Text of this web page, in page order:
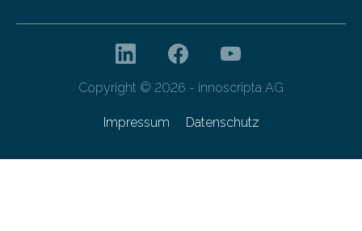
Copyright © 2026 - innoscripta AG
Impressum Datenschutz